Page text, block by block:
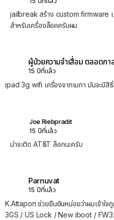
jailbreak สร้าง custom firmware
สำหรับเครื่องล็อคครับผม
ผู้ป่วยความจำเสื่อม ตลอดกา
15 ปีที่แล้ว
ipad 3g wifi เครื่องจากเมกา มันจะมีสิ
Joe Riebpradit
15 ปีที่แล้ว
น่าจะติด AT&T ล๊อกนะครับ
Parnuvat
15 ปีที่แล้ว
K.Attapon ช่วยยืนยันหน่อยว่าผมเข้าใจ
3GS / US Lock / New iboot /